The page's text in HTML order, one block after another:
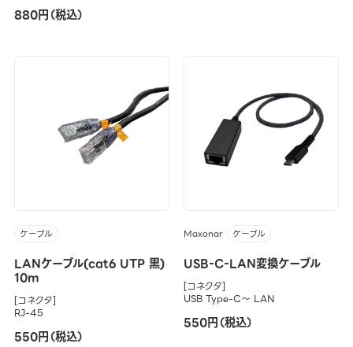
880円（税込）
ケーブル
LANケーブル(cat6 UTP 黒)
10m
[コネクタ]
RJ-45
550円（税込）
Maxonar ケーブル
USB-C-LAN変換ケーブル
[コネクタ]
USB Type-C～ LAN
550円（税込）